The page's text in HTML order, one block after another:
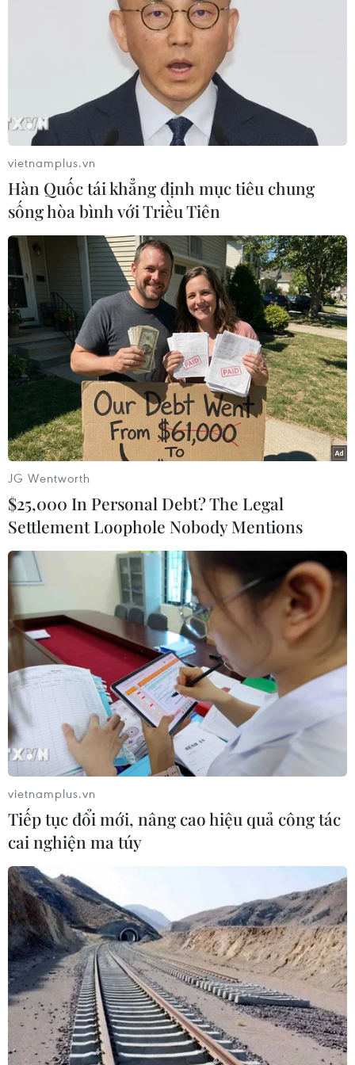
Bé trai 7 tháng tuổi mắc COVID-19 được
chuyển đến Bệnh viện Nhi đồng
20/10/2020 09:41
Bệnh nhân số 1132 - bé trai gần 7 tháng tuổi - nằm trong
số 261 công dân Việt Nam trở về từ Australia, mắc
COVID-19 nhưng mẹ của bé lại có xét nghiệm âm tính
với virus SARS-CoV-2.
Thêm 1 ca mắc COVID-19, Việt Nam còn
hơn 13.500 người được cách ly
20/10/2020 11:14
Ngày 6/10, bệnh nhân từ Ấn Độ nhập cảnh Sân bay
Tân Sơn Nhất trên chuyến bay chuyến bay 6E9471, được
chuyển đến cách ly tại Thành phố Hồ Chí Minh.
vietnamplus.vn
Hàn Quốc tái khẳng định mục tiêu chung
sống hòa bình với Triều Tiên
JG Wentworth
$25,000 In Personal Debt? The Legal
Settlement Loophole Nobody Mentions
vietnamplus.vn
Tiếp tục đổi mới, nâng cao hiệu quả công tác
cai nghiện ma túy